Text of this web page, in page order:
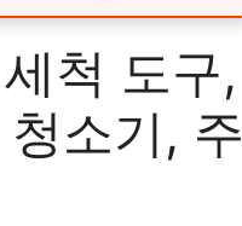
척 도구,
소기, 주